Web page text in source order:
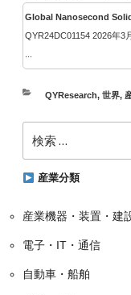
Global Nanosecond
QYR24DC01154 2026年3
カ
QYResearch, 世界,
索:
産業分類
産業機器・装置・建
電子・IT・通信
自動車・船舶